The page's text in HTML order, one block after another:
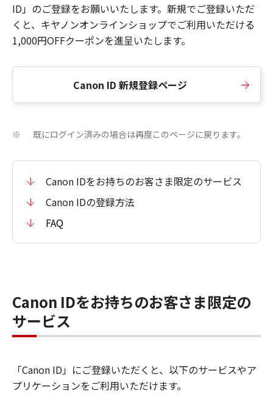
ID」のご登録をお願いいたします。新規でご登録いただ
くと、キヤノンオンラインショップでご利用いただける
1,000円OFFクーポンを進呈いたします。
Canon ID 新規登録ページ
※ 既にログイン済みの場合は再度このページに戻ります。
Canon IDをお持ちのお客さま限定のサービス
Canon IDの登録方法
FAQ
Canon IDをお持ちのお客さま限定の
サービス
「Canon ID」にご登録いただくと、以下のサービスやア
プリケーションをご利用いただけます。